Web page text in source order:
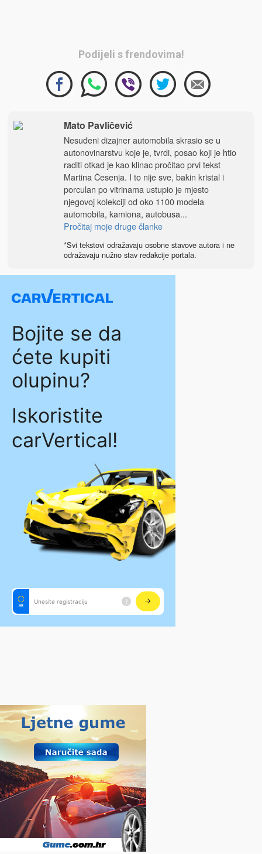
Podijeli s frendovima!
Mato Pavličević
Nesuđeni dizajner automobila skrasio se u
autonovinarstvu koje je, tvrdi, posao koji je htio
raditi otkad je kao klinac pročitao prvi tekst
Martina Česenja. I to nije sve, bakin kristal i
porculan po vitrinama ustupio je mjesto
njegovoj kolekciji od oko 1100 modela
automobila, kamiona, autobusa...
Pročitaj moje druge članke
*Svi tekstovi odražavaju osobne stavove autora i ne
odražavaju nužno stav redakcije portala.